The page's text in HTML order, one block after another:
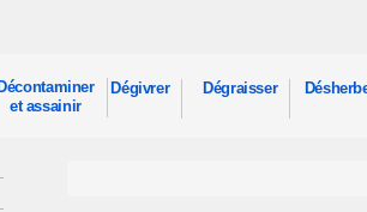
Décontaminer
et assainir
Dégivrer Dégraisser